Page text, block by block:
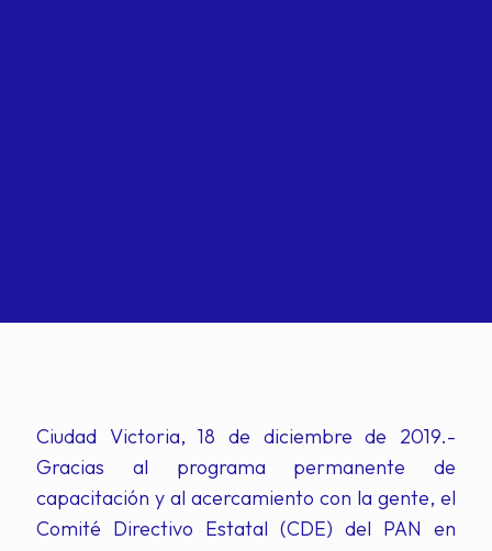
Ciudad Victoria, 18 de diciembre de 2019.-
Gracias al programa permanente de
capacitación y al acercamiento con la gente, el
Comité Directivo Estatal (CDE) del PAN en